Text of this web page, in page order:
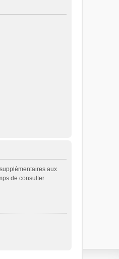
aux
de consulter